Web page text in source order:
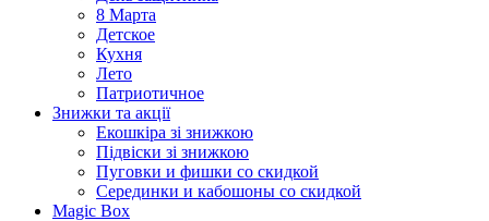
8 Марта
Детское
Кухня
Лето
Патриотичное
Знижки та акції
Екошкіра зі знижкою
Підвіски зі знижкою
Пуговки и фишки со скидкой
Серединки и кабошоны со скидкой
Magic Box